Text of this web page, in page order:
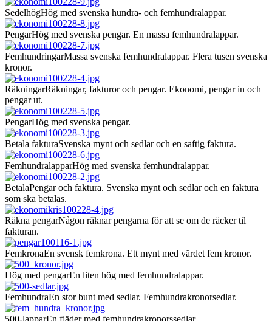
SedelhögHög med svenska hundra- och femhundralappar.
PengarHög med svenska pengar. En massa femhundralappar.
FemhundringarMassa svenska femhundralappar. Flera tusen svenska
kronor.
RäkningarRäkningar, fakturor och pengar. Ekonomi, pengar in och
pengar ut.
PengarHög med svenska pengar.
Betala fakturaSvenska mynt och sedlar och en saftig faktura.
FemhundralapparHög med svenska femhundralappar.
BetalaPengar och faktura. Svenska mynt och sedlar och en faktura
som ska betalas.
Räkna pengarNågon räknar pengarna för att se om de räcker til
fakturan.
FemkronaEn svensk femkrona. Ett mynt med värdet fem kronor.
Hög med pengarEn liten hög med femhundralappar.
FemhundraEn stor bunt med sedlar. Femhundrakronorsedlar.
500-lapparEn fjäder med femhundrakronorssedlar